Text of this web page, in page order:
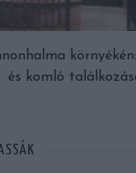
és komló